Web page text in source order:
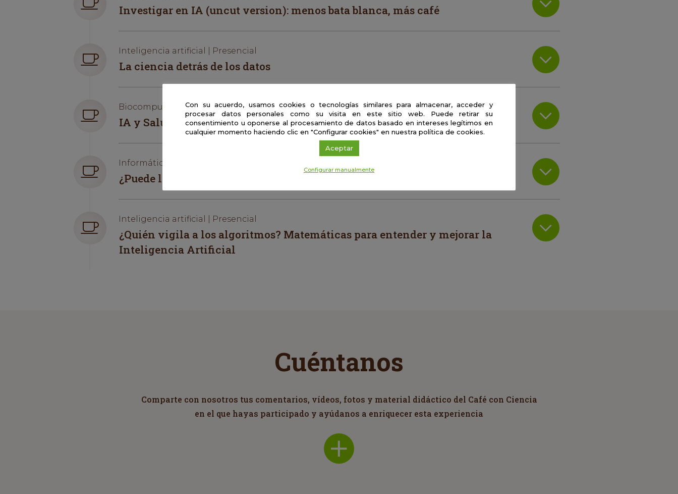
Investigar en IA (uncut version): menos bata blanca, más café
Inteligencia artificial | Presencial
La ciencia detrás de los datos
Biocomputación | Presencial
IA y Salud
Informática | Presencial
¿Puede la Inteligencia Artificial curar enfermedades?
Inteligencia artificial | Presencial
¿Quién vigila a los algoritmos? Matemáticas para entender y mejorar la
Inteligencia Artificial
Cuéntanos
Comparte con nosotros tus comentarios, vídeos, fotos y material didáctico del Café con Ciencia
en el que hayas participado y ayúdanos a enriquecer esta experiencia
Con su acuerdo, usamos cookies o tecnologías similares para almacenar, acceder y
procesar datos personales como su visita en este sitio web. Puede retirar su
consentimiento u oponerse al procesamiento de datos basado en intereses legítimos en
cualquier momento haciendo clic en "Configurar cookies" en nuestra política de cookies.
Aceptar
Configurar manualmente